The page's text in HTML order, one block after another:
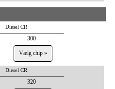
Diesel CR
300
Vælg chip »
Diesel CR
320